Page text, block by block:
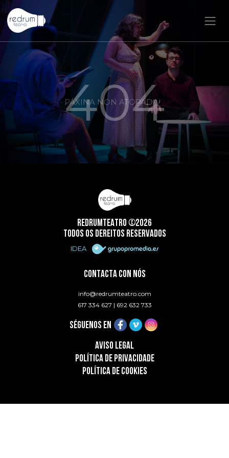
PÁXINA NON ATOPADA
404
REDRUMTEATRO ©2026
TODOS OS DEREITOS RESERVADOS
IDEA
CONTACTA CON NÓS
info@redrumteatro.com
617 334 627 | 692 632 733
SÉGUENOS EN
AVISO LEGAL
POLÍTICA DE PRIVACIDADE
POLÍTICA DE COOKIES